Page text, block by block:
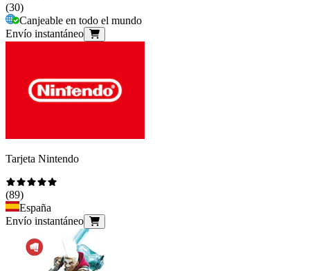
(30)
Canjeable en todo el mundo
Envío instantáneo
Tarjeta Nintendo
(89)
España
Envío instantáneo